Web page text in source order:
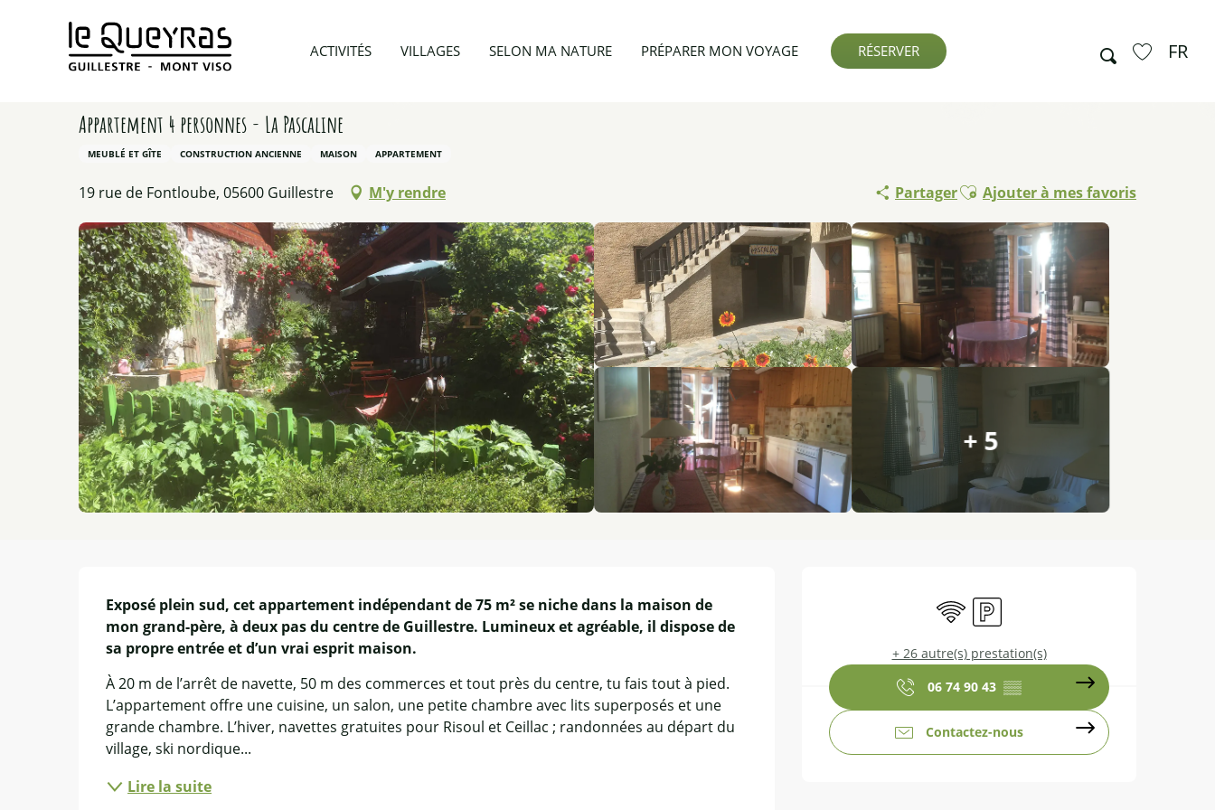
Recherche FR
ACTIVITÉS VILLAGES SELON MA NATURE PRÉPARER MON VOYAGE RÉSERVER
Accueil Préparer mon voyage Hébergements
Appartement 4 personnes - La Pascaline
MEUBLÉ ET GÎTE CONSTRUCTION ANCIENNE MAISON APPARTEMENT
19 rue de Fontloube, 05600 Guillestre M'y rendre PartagerAjouter aux favoris
Ajouter à mes favoris
+ 5
WiFi Parking
+ 26 autre(s) prestation(s)
06 74 90 43 ▒▒
Contactez-nous
Exposé plein sud, cet appartement indépendant de 75 m² se niche dans la maison de
mon grand-père, à deux pas du centre de Guillestre. Lumineux et agréable, il dispose de
sa propre entrée et d’un vrai esprit maison.
À 20 m de l’arrêt de navette, 50 m des commerces et tout près du centre, tu fais tout à pied.
L’appartement offre une cuisine, un salon, une petite chambre avec lits superposés et une
grande chambre. L’hiver, navettes gratuites pour Risoul et Ceillac ; randonnées au départ du
village, ski nordique...
Lire la suite